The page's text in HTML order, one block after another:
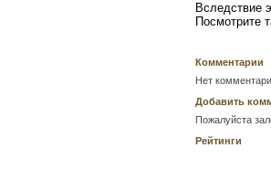
Вследствие
Посмотрите
Комментарии
Нет
Добавить
Пожалуйста
Рейтинги